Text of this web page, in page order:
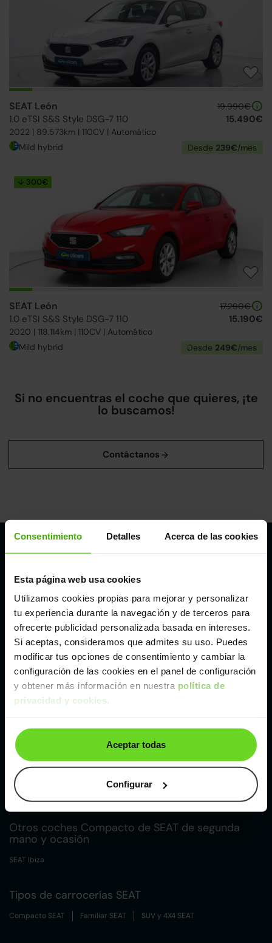
Consentimiento Detalles Acerca de las cookies
Esta página web usa cookies
Utilizamos cookies propias para mejorar y personalizar
tu experiencia durante la navegación y de terceros para
ofrecerte publicidad personalizada basada en intereses.
Si aceptas, consideramos que admites su uso. Puedes
modificar tus opciones de consentimiento y cambiar la
configuración de las cookies en el panel de configuración
y obtener más información en nuestra política de
privacidad y cookies.
Aceptar todas
Configurar
SEAT León
1.0 eTSI S&S Style DSG-7 110
2022 | 89.573km | 110CV | Automático
19.990€
15.490€
Mild hybrid Desde 239€/mes
↓ 300€
SEAT León
1.0 eTSI S&S Style DSG-7 110
2020 | 118.114km | 110CV | Automático
17.290€
15.190€
Mild hybrid Desde 249€/mes
Si no encuentras el coche que quieres, ¡te
lo buscamos!
Nuestros puntos de venta Clicars:
Alicante
Córdoba
Madrid
Málaga
Valencia
Zaragoza
Otros coches Compacto de SEAT de segunda
mano y ocasión
SEAT Ibiza
Tipos de carrocerías SEAT
Compacto SEAT Familiar SEAT SUV y 4X4 SEAT